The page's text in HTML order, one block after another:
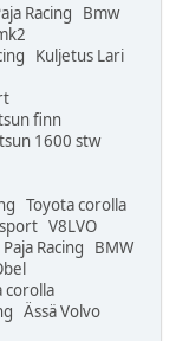
Racing Bmw
Kuljetus Lari
finn
1600 stw
Toyota corolla
V8LVO
Racing BMW
Ässä Volvo